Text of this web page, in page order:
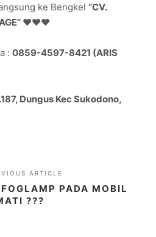
ke Bengkel “CV.
❤️❤️❤️
: 0859-4597-8421 (ARIS
Dungus Kec Sukodono,
ARTICLE
PADA MOBIL
???